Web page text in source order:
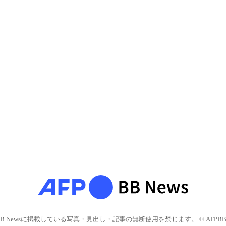
Newsに掲載している写真・見出し・記事の無断使用を禁じます。 © AFPBB